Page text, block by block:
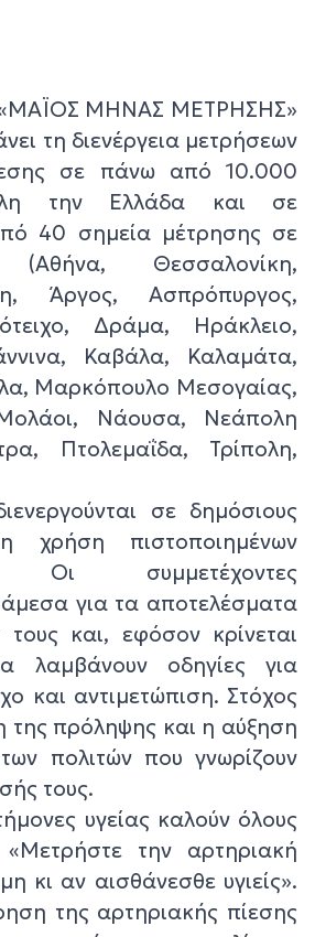
ΜΗΝΑΣ ΜΕΤΡΗΣΗΣ»
τη διενέργεια μετρήσεων
σε πάνω από 10.000
την Ελλάδα και σε
40 σημεία μέτρησης σε
Θεσσαλονίκη,
Άργος, Ασπρόπυργος,
Δράμα, Ηράκλειο,
Καβάλα, Καλαμάτα,
Μαρκόπουλο Μεσογαίας,
Νάουσα, Νεάπολη
Πτολεμαΐδα, Τρίπολη,
σε δημόσιους
χρήση πιστοποιημένων
Οι συμμετέχοντες
για τα αποτελέσματα
και, εφόσον κρίνεται
λαμβάνουν οδηγίες για
και αντιμετώπιση. Στόχος
της πρόληψης και η αύξηση
πολιτών που γνωρίζουν
τους.
υγείας καλούν όλους
«Μετρήστε την αρτηριακή
κι αν αισθάνεσθε υγιείς».
της αρτηριακής πίεσης